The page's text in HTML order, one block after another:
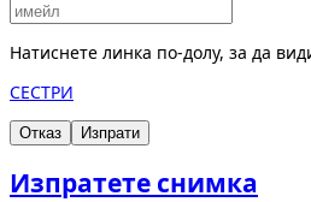
Натиснете линка по-долу, за да
СЕСТРИ
Отказ Изпрати
Изпратете снимка